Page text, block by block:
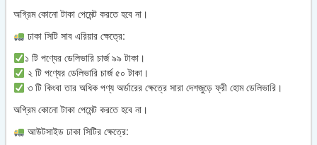
অগ্রিম কোনো টাকা পেমেন্ট করতে হবে না।
ঢাকা সিটি সাব এরিয়ার ক্ষেত্রে:
১ টি পণ্যের ডেলিভারি চার্জ ৯৯ টাকা।
২ টি পণ্যের ডেলিভারি চার্জ ৫০ টাকা।
৩ টি কিংবা তার অধিক পণ্য অর্ডারের ক্ষেত্রে সারা দেশজুড়ে ফ্রী হোম ডেলিভারি।
অগ্রিম কোনো টাকা পেমেন্ট করতে হবে না।
আউটসাইড ঢাকা সিটির ক্ষেত্রে: